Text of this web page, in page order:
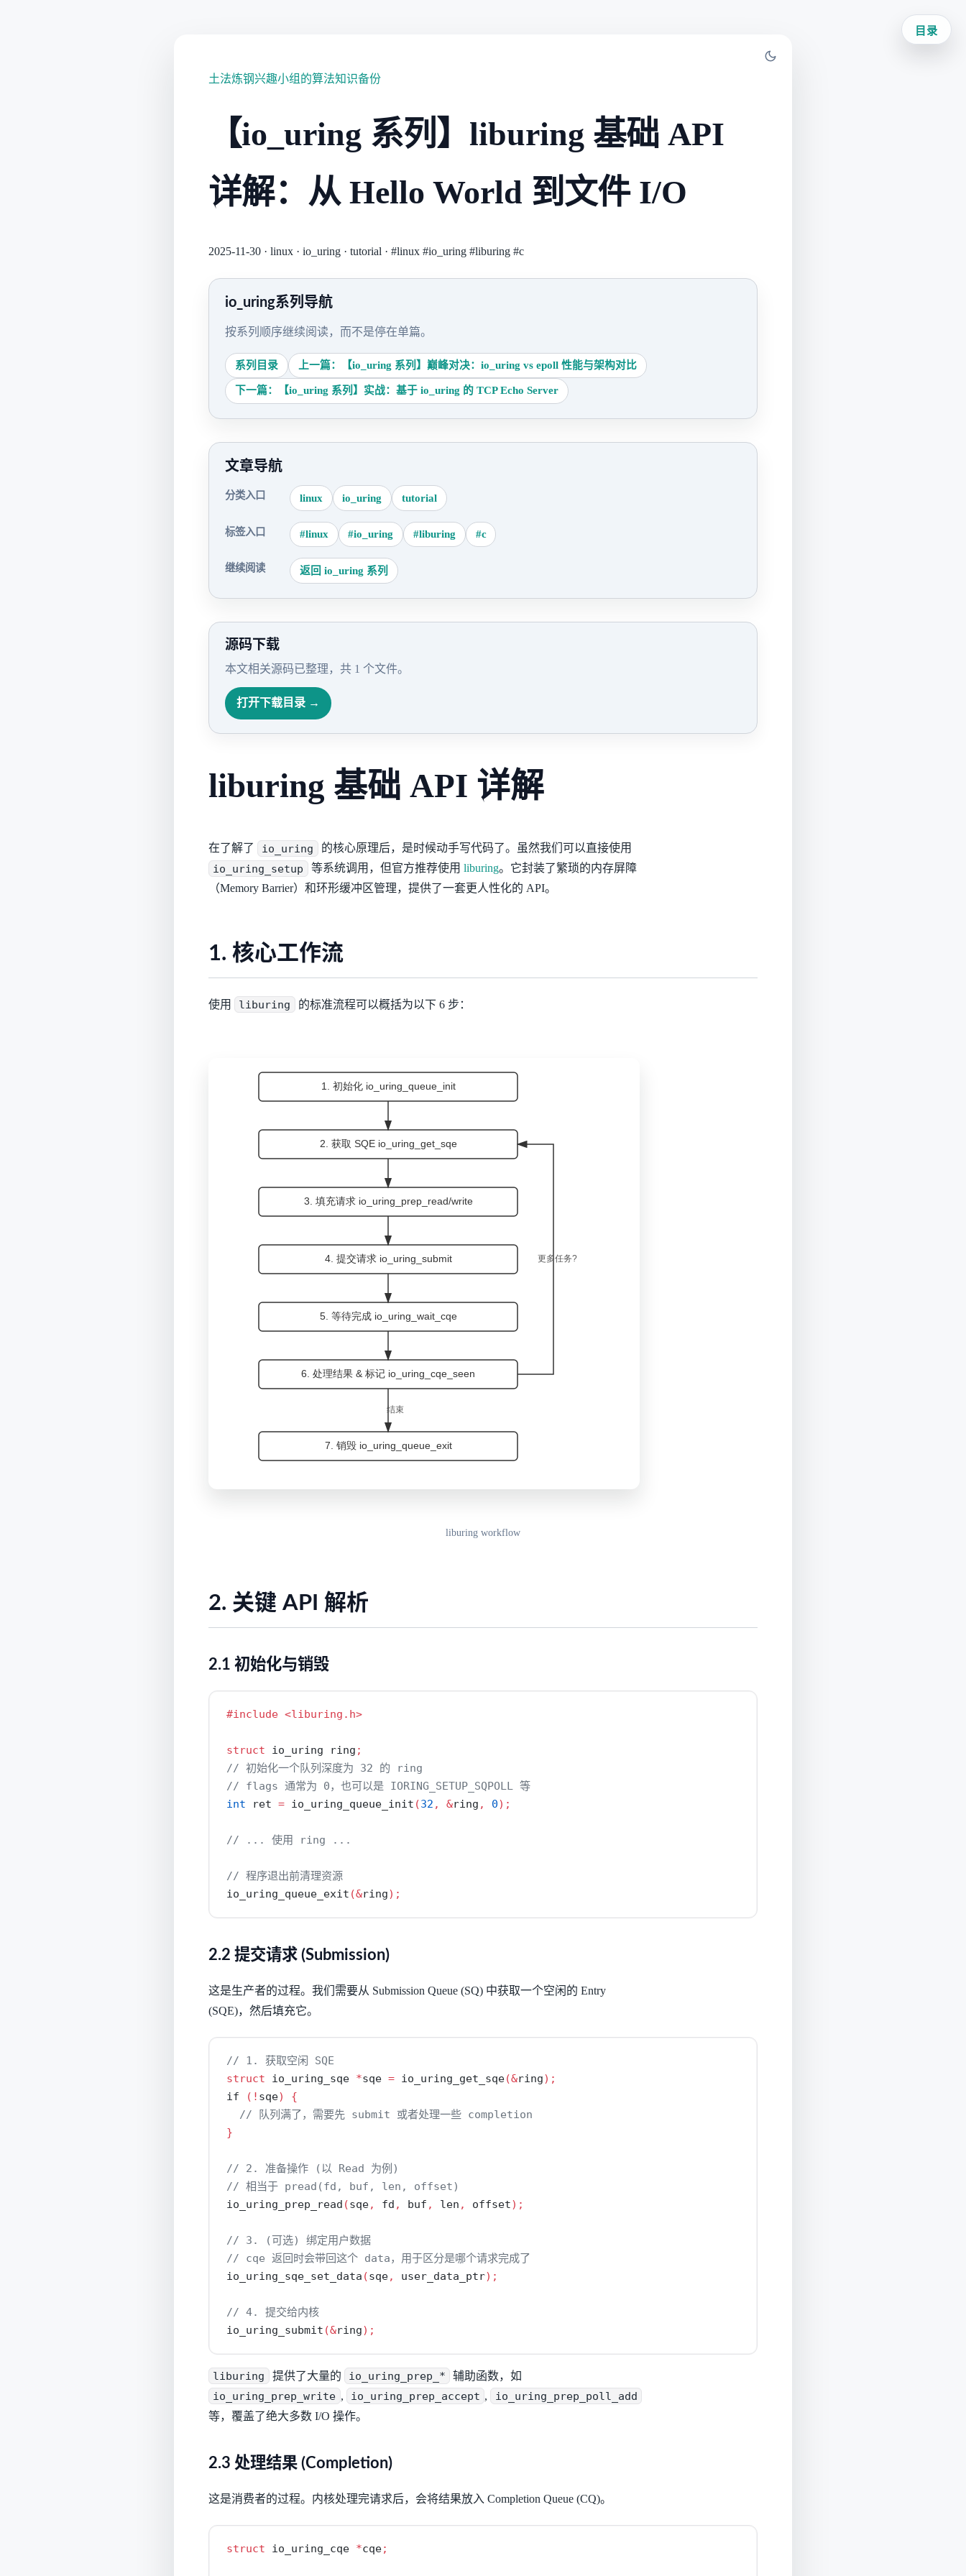
土法炼钢兴趣小组的算法知识备份
【io_uring 系列】liburing 基础 API
详解：从 Hello World 到文件 I/O
2025-11-30 · linux · io_uring · tutorial · #linux #io_uring #liburing #c
io_uring系列导航
按系列顺序继续阅读，而不是停在单篇。
系列目录 上一篇：【io_uring 系列】巅峰对决：io_uring vs epoll 性能与架构对比
下一篇：【io_uring 系列】实战：基于 io_uring 的 TCP Echo Server
文章导航
分类入口 linux io_uring tutorial
标签入口 #linux #io_uring #liburing #c
继续阅读 返回 io_uring 系列
源码下载
本文相关源码已整理，共 1 个文件。
打开下载目录 →
liburing 基础 API 详解
在了解了 io_uring 的核心原理后，是时候动手写代码了。虽然我们可以直接使用
io_uring_setup 等系统调用，但官方推荐使用 liburing。它封装了繁琐的内存屏障
（Memory Barrier）和环形缓冲区管理，提供了一套更人性化的 API。
1. 核心工作流
使用 liburing 的标准流程可以概括为以下 6 步：
liburing workflow
2. 关键 API 解析
2.1 初始化与销毁
#include <liburing.h>
struct io_uring ring ;
// 初始化一个队列深度为 32 的 ring
// flags 通常为 0，也可以是 IORING_SETUP_SQPOLL 等
int ret = io_uring_queue_init (32 , &ring , 0);
// ... 使用 ring ...
// 程序退出前清理资源
io_uring_queue_exit (&ring);
2.2 提交请求 (Submission)
这是生产者的过程。我们需要从 Submission Queue (SQ) 中获取一个空闲的 Entry
(SQE)，然后填充它。
// 1. 获取空闲 SQE
struct io_uring_sqe *sqe = io_uring_get_sqe(&ring);
if
(! sqe)
{
// 队列满了，需要先 submit 或者处理一些 completion
}
// 2. 准备操作 (以 Read 为例)
// 相当于 pread(fd, buf, len, offset)
io_uring_prep_read (sqe, fd , buf , len , offset);
// 3. (可选) 绑定用户数据
// cqe 返回时会带回这个 data，用于区分是哪个请求完成了
io_uring_sqe_set_data (sqe, user_data_ptr);
// 4. 提交给内核
io_uring_submit (&ring);
liburing 提供了大量的 io_uring_prep_* 辅助函数，如
io_uring_prep_write , io_uring_prep_accept , io_uring_prep_poll_add
等，覆盖了绝大多数 I/O 操作。
2.3 处理结果 (Completion)
这是消费者的过程。内核处理完请求后，会将结果放入 Completion Queue (CQ)。
struct io_uring_cqe *cqe;
目录